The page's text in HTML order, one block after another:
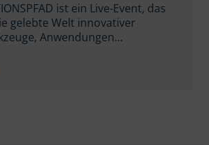
ist ein Live-Event, das
gelebte Welt innovativer
Anwendungen…